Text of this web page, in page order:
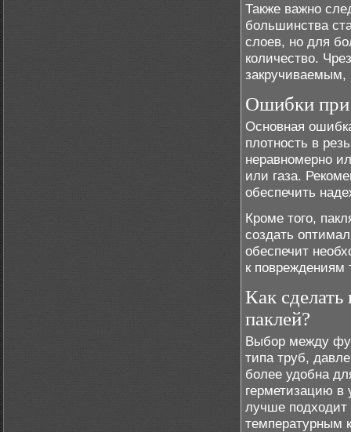
Также важно
большинства
слоев, но для
количество.
закручиваемым,
Ошибки при
Основная
плотность в
неравномерно
или газа.
обеспечить
Кроме того,
создать
обеспечит
к повреждениям
Как
паклей?
Выбор между
типа труб,
более удобна
герметизацию в
лучше подходит
температурным